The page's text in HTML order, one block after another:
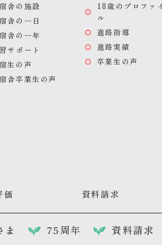
舎の施設
舎の一日
舎の一年
サポート
生の声
舎卒業生の声
18歳のプロファイ
ル
進路指導
進路実績
卒業生の声
価 資料請求
ま 75周年 資料請求